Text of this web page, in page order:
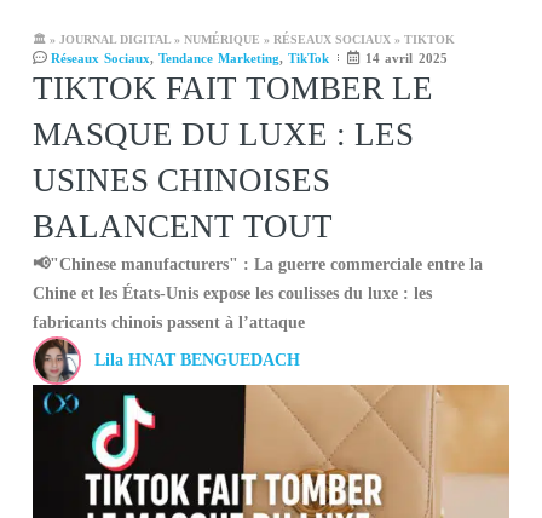
🏛️ » JOURNAL DIGITAL» NUMÉRIQUE » RÉSEAUX SOCIAUX» TIKTOK
Réseaux Sociaux,Tendance Marketing,TikTok 14 avril 2025
TIKTOK FAIT TOMBER LE
MASQUE DU LUXE : LES
USINES CHINOISES
BALANCENT TOUT
📢"Chinese manufacturers" : La guerre commerciale entre la
Chine et les États-Unis expose les coulisses du luxe : les
fabricants chinois passent à l’attaque
Lila HNAT BENGUEDACH